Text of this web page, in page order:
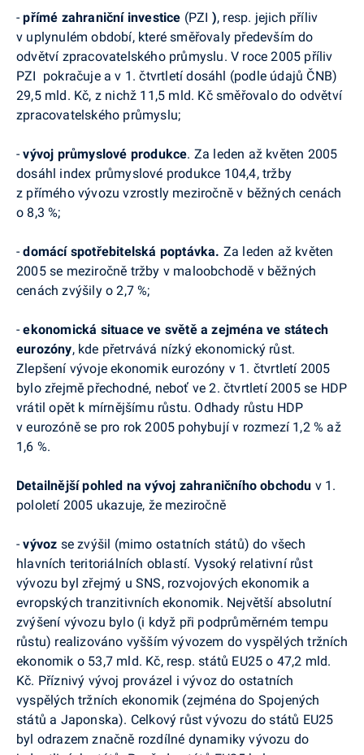
-přímé zahraniční investice (PZI ), resp. jejich příliv
v uplynulém období, které směřovaly především do
odvětví zpracovatelského průmyslu. V roce 2005 příliv
PZI pokračuje a v 1. čtvrtletí dosáhl (podle údajů ČNB)
29,5 mld. Kč, z nichž 11,5 mld. Kč směřovalo do odvětví
zpracovatelského průmyslu;
-vývoj průmyslové produkce. Za leden až květen 2005
dosáhl index průmyslové produkce 104,4, tržby
z přímého vývozu vzrostly meziročně v běžných cenách
o 8,3 %;
-domácí spotřebitelská poptávka. Za leden až květen
2005 se meziročně tržby v maloobchodě v běžných
cenách zvýšily o 2,7 %;
-ekonomická situace ve světě a zejména ve státech
eurozóny, kde přetrvává nízký ekonomický růst.
Zlepšení vývoje ekonomik eurozóny v 1. čtvrtletí 2005
bylo zřejmě přechodné, neboť ve 2. čtvrtletí 2005 se HDP
vrátil opět k mírnějšímu růstu. Odhady růstu HDP
v eurozóně se pro rok 2005 pohybují v rozmezí 1,2 % až
1,6 %.
Detailnější pohled na vývoj zahraničního obchodu v 1.
pololetí 2005 ukazuje, že meziročně
-vývoz se zvýšil (mimo ostatních států) do všech
hlavních teritoriálních oblastí. Vysoký relativní růst
vývozu byl zřejmý u SNS, rozvojových ekonomik a
evropských tranzitivních ekonomik. Největší absolutní
zvýšení vývozu bylo (i když při podprůměrném tempu
růstu) realizováno vyšším vývozem do vyspělých tržních
ekonomik o 53,7 mld. Kč, resp. států EU25 o 47,2 mld.
Kč. Příznivý vývoj provázel i vývoz do ostatních
vyspělých tržních ekonomik (zejména do Spojených
států a Japonska). Celkový růst vývozu do států EU25
byl odrazem značně rozdílné dynamiky vývozu do